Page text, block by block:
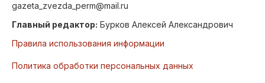
gazeta_zvezda_perm@mail.ru
Главный редактор: Бурков Алексей Александрович
Правила использования информации
Политика обработки персональных данных